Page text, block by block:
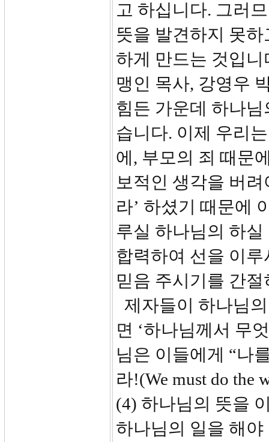
고 하십니다. 그러
뜻을 발견하지 못
하게 만드는 것입
맹인 목사, 강영우
힘든 가운데 하나
습니다. 이제 우리
에, 부모의 죄 때문
보적인 생각을 버
라’ 하셨기 때문에
루실 하나님의 하
합력하여 선을 이
믿음 주시기를 간
제자들이 하나님
면 ‘하나님께서 무
님은 이들에게 “나
라!(We must do the
(4) 하나님의 뜻을
하나님의 일을 해